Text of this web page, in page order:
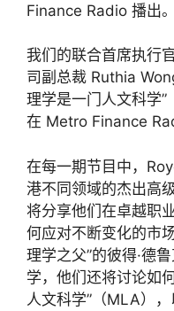
Finance Radio 播出。
我们的联合首席执行
司副总裁 Ruthia
理学是一门人文科学
在 Metro Finance
在每一期节目中，
港不同领域的杰出高
将分享他们在卓越职
何应对不断变化的市
理学之父”的彼得·德
学，他们还将讨论如
人文科学”（MLA）